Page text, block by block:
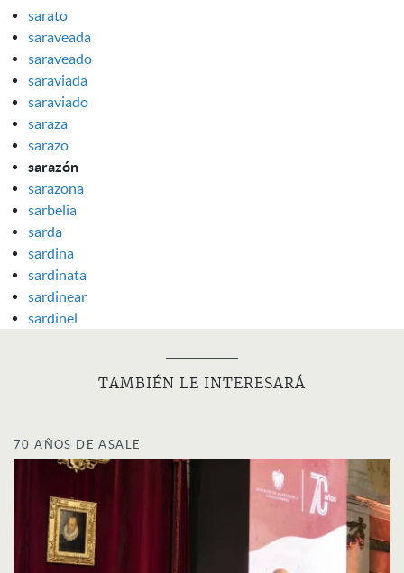
sarato
saraveada
saraveado
saraviada
saraviado
saraza
sarazo
sarazón
sarazona
sarbelia
sarda
sardina
sardinata
sardinear
sardinel
TAMBIÉN LE INTERESARÁ
70 AÑOS DE ASALE